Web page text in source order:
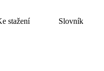
stažení Slovník